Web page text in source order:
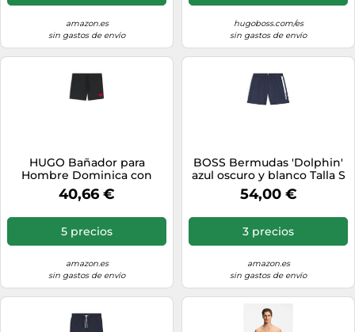
amazon.es
sin gastos de envío
hugoboss.com/es
sin gastos de envío
HUGO Bañador para
Hombre Dominica con
Forro Interior Completo y
Etiqueta con Logotipo Rojo,
40,66 €
5 precios
amazon.es
sin gastos de envío
BOSS Bermudas 'Dolphin'
azul oscuro y blanco Talla S
54,00 €
3 precios
amazon.es
sin gastos de envío